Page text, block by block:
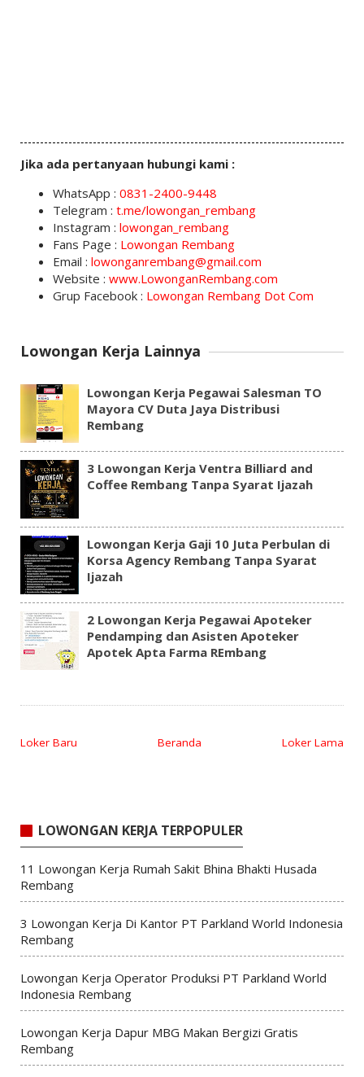
Jika ada pertanyaan hubungi kami :
WhatsApp : 0831-2400-9448
Telegram : t.me/lowongan_rembang
Instagram : lowongan_rembang
Fans Page : Lowongan Rembang
Email : lowonganrembang@gmail.com
Website : www.LowonganRembang.com
Grup Facebook : Lowongan Rembang Dot Com
Lowongan Kerja Lainnya
Lowongan Kerja Pegawai Salesman TO
Mayora CV Duta Jaya Distribusi
Rembang
3 Lowongan Kerja Ventra Billiard and
Coffee Rembang Tanpa Syarat Ijazah
Lowongan Kerja Gaji 10 Juta Perbulan di
Korsa Agency Rembang Tanpa Syarat
Ijazah
2 Lowongan Kerja Pegawai Apoteker
Pendamping dan Asisten Apoteker
Apotek Apta Farma REmbang
Loker Baru Loker Lama
Beranda
LOWONGAN KERJA TERPOPULER
11 Lowongan Kerja Rumah Sakit Bhina Bhakti Husada
Rembang
3 Lowongan Kerja Di Kantor PT Parkland World Indonesia
Rembang
Lowongan Kerja Operator Produksi PT Parkland World
Indonesia Rembang
Lowongan Kerja Dapur MBG Makan Bergizi Gratis
Rembang